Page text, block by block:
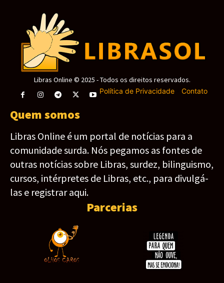
Libras Online © 2025 - Todos os direitos reservados.
Política de Privacidade- Contato
Quem somos
Libras Online é um portal de notícias para a
comunidade surda. Nós pegamos as fontes de
outras notícias sobre Libras, surdez, bilinguismo,
cursos, intérpretes de Libras, etc., para divulgá-
las e registrar aqui.
Parcerias